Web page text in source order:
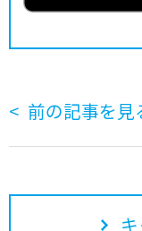
前の記事を見